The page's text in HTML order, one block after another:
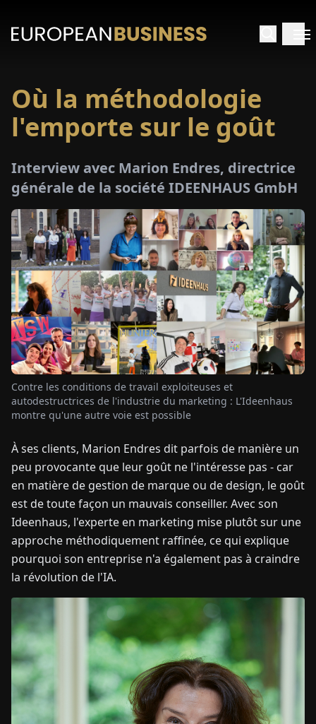
ENDEFRESIT NLPLHU
CONTACTEZ-
NOUS
Où la méthodologie
l'emporte sur le goût
Interview avec Marion Endres, directrice
générale de la société IDEENHAUS GmbH
Contre les conditions de travail exploiteuses et
autodestructrices de l'industrie du marketing : L'Ideenhaus
montre qu'une autre voie est possible
À ses clients, Marion Endres dit parfois de manière un
peu provocante que leur goût ne l'intéresse pas - car
en matière de gestion de marque ou de design, le goût
est de toute façon un mauvais conseiller. Avec son
Ideenhaus, l'experte en marketing mise plutôt sur une
approche méthodiquement raffinée, ce qui explique
pourquoi son entreprise n'a également pas à craindre
la révolution de l'IA.